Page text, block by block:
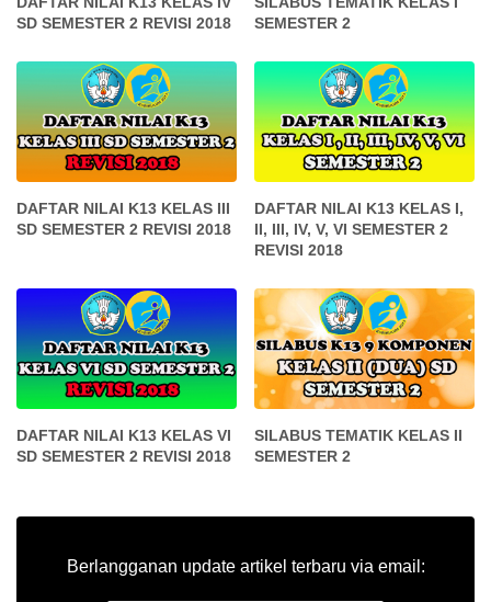
SD SEMESTER 2 REVISI 2018
SEMESTER 2
DAFTAR NILAI K13 KELAS III
SD SEMESTER 2 REVISI 2018
DAFTAR NILAI K13 KELAS I,
II, III, IV, V, VI SEMESTER 2
REVISI 2018
DAFTAR NILAI K13 KELAS VI
SD SEMESTER 2 REVISI 2018
SILABUS TEMATIK KELAS II
SEMESTER 2
Berlangganan update artikel terbaru via email: